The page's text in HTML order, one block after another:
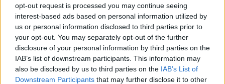
opt-out request is processed you may continue seeing
interest-based ads based on personal information utilized by
us or personal information disclosed to third parties prior to
your opt-out. You may separately opt-out of the further
disclosure of your personal information by third parties on the
IAB’s list of downstream participants. This information may
also be disclosed by us to third parties on the IAB’s List of
Downstream Participants that may further disclose it to other
Visi įrašai
Žiūrimiausi įrašai